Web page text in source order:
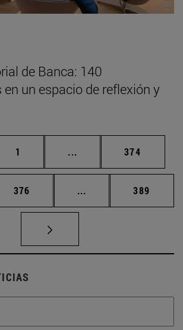
de Banca: 140
un espacio de reflexión y
Página
1 ... Páginas intermedias
Página
374
Página
376 ... Páginas intermedias
Página
389